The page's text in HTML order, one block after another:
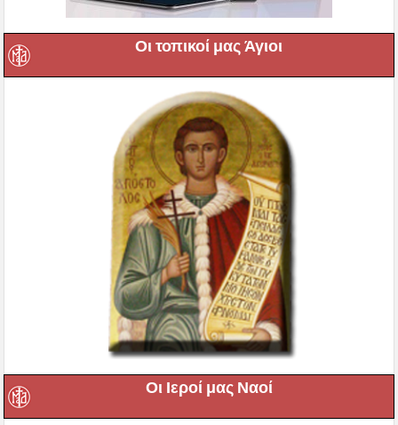
Οι τοπικοί μας Άγιοι
Οι Ιεροί μας Ναοί